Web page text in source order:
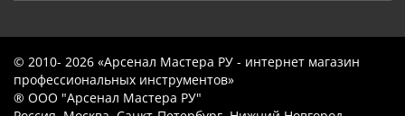
© 2010- 2026 «Арсенал Мастера РУ - интернет магазин
профессиональных инструментов»
® ООО "Арсенал Мастера РУ"